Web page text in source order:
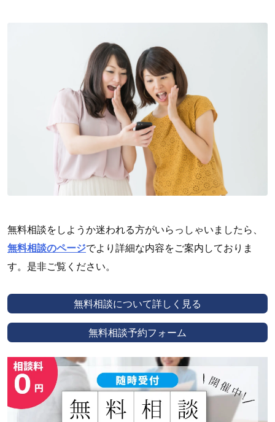
無料相談をしようか迷われる方がいらっしゃいましたら、
無料相談のページでより詳細な内容をご案内しておりま
す。是非ご覧ください。
無料相談について詳しく見る
無料相談予約フォーム